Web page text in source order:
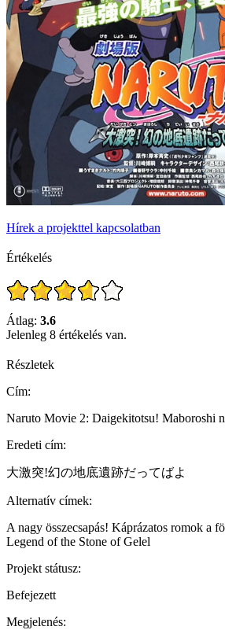
Hírek a projekttel kapcsolatban
Értékelés
Átlag: 3.6
Jelenleg 8 értékelés van.
Részletek
Cím:
Naruto Movie 2: Daigekitotsu! Maboroshi
Eredeti cím:
大激突!幻の地底遺跡だってばよ
Alternatív címek:
A nagy összecsapás! Káprázatos romok a
Legend of the Stone of Gelel
Projekt státusz:
Befejezett
Megjelenés: